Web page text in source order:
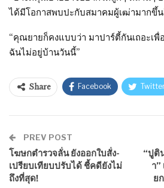
ได้มีโอกาสพบปะกับสมาคมผู้เฒ่ามากขึ้น
“คุณยายก็คงแบบว่า มาปาร์ตี้กันเถอะเพื่
ฉันไม่อยู่บ้านวันนี้”
Share Facebook
PREV POST
โฆษกตำรวจลั่น ยังออกใบสั่ง-
เปรียบเทียบปรับได้ ชี้คดียังไม่
ถึงที่สุด!
“ปูติ
า”
ย